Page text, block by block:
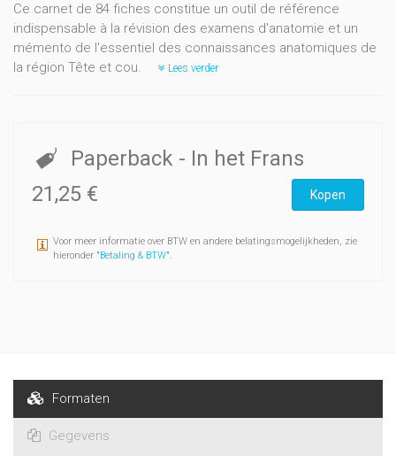
Ce carnet de 84 fiches constitue un outil de référence
indispensable à la révision des examens d'anatomie et un
mémento de l'essentiel des connaissances anatomiques de
la région Tête et cou.
Lees verder
Paperback - In het Frans
21,25 €
Kopen
Voor meer informatie over BTW en andere belatingsmogelijkheden, zie
hieronder "Betaling & BTW".
Formaten
Gegevens